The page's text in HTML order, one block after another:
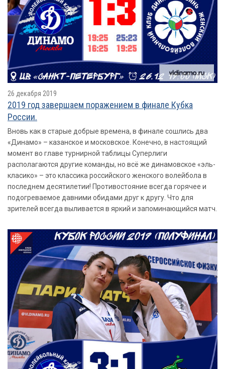
26 декабря 2019
2019 год завершаем поражением в финале Кубка
России.
Вновь как в старые добрые времена, в финале сошлись два
«Динамо» – казанское и московское. Конечно, в настоящий
момент во главе турнирной таблицы Суперлиги
располагаются другие команды, но всё же динамовское «эль-
класико» – это классика российского женского волейбола в
последнем десятилетии! Противостояние всегда горячее и
подогреваемое давними обидами друг к другу. Что для
зрителей всегда выливается в яркий и запоминающийся матч.